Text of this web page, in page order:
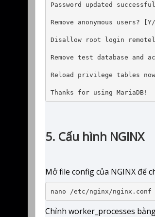
Password updated
Remove anonymous users?
Disallow root login
Remove test database
Reload privilege tables
Thanks for using MariaDB!
5. Cấu hình NGINX
Mở file config của NGINX để
nano /etc/nginx/nginx.conf
Chỉnh worker_processes